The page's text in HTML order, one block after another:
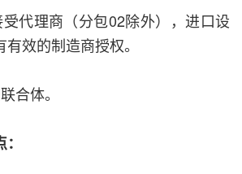
代理商（分包02除外），进口设
效的制造商授权。
合体。